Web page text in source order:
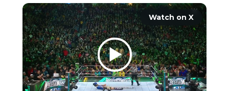
Watch on X